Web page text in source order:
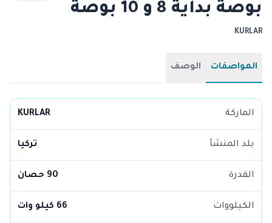
بوصة بداية 8 و 10 بوصة
KURLAR
المواصفات الوصف
الماركة KURLAR
بلد المنشأ تركيا
القدرة 90 حصان
الكيلووات 66 كيلو وات